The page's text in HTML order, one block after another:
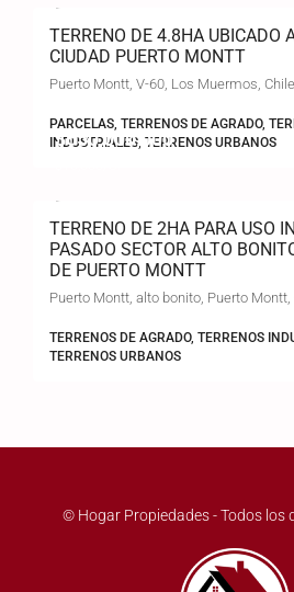
TERRENO DE 4.8HA UBICADO
CIUDAD PUERTO MONTT
Puerto Montt, V-60, Los Muermos, Chile
PARCELAS, TERRENOS DE AGRADO,
INDUSTRIALES, TERRENOS URBANOS
$650,000,000
TERRENO DE 2HA PARA USO
PASADO SECTOR ALTO
DE PUERTO MONTT
Puerto Montt, alto bonito, Puerto Montt,
TERRENOS DE AGRADO, TERRENOS
TERRENOS URBANOS
© Hogar Propiedades - Todos los